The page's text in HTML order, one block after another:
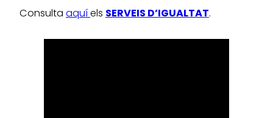
Consulta aquíels SERVEIS D’IGUALTAT.